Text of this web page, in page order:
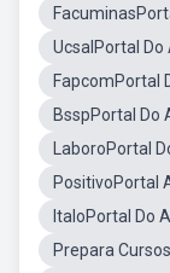
UcsalPortal Do
FapcomPortal
BsspPortal Do
LaboroPortal
PositivoPortal
ItaloPortal Do
Prepara